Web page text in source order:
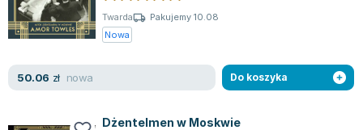
Joseph Murphy
Jan Sztaudynger
Oscar Wilde
Maddie Ziegler
Twarda
Pakujemy 10.08
Nowa
50.06 zł nowa Do koszyka
Dżentelmen w Moskwie